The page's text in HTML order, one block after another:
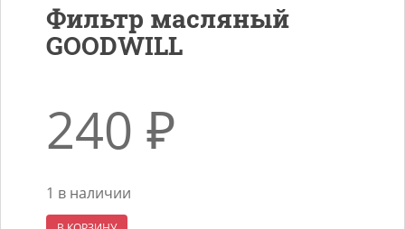
Фильтр масляный
GOODWILL
240 ₽
1 в наличии